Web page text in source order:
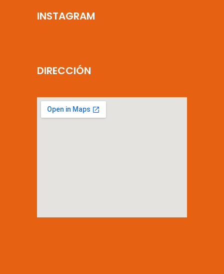
INSTAGRAM
DIRECCIÓN